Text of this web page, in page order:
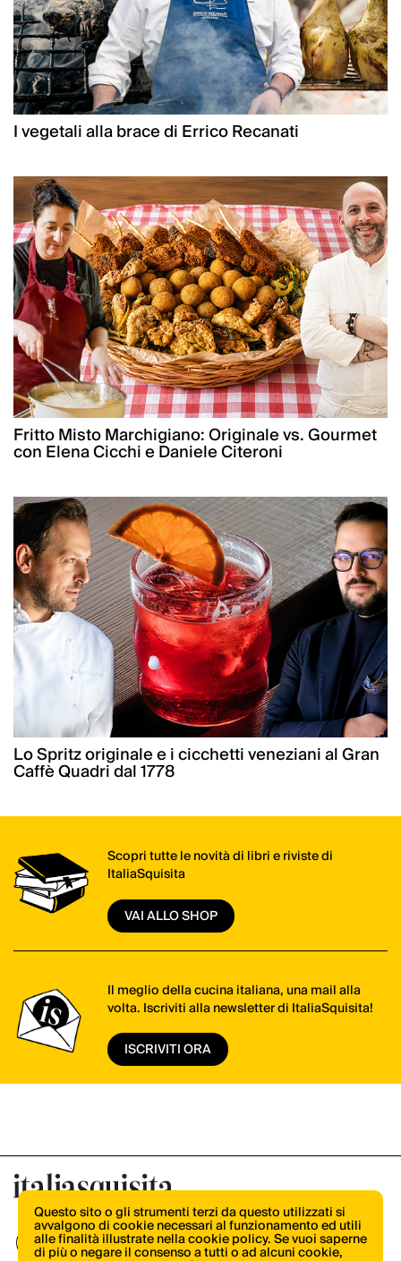
I vegetali alla brace di Errico Recanati
Fritto Misto Marchigiano: Originale vs. Gourmet
con Elena Cicchi e Daniele Citeroni
Lo Spritz originale e i cicchetti veneziani al Gran
Caffè Quadri dal 1778
Scopri tutte le novità di libri e riviste di
ItaliaSquisita
VAI ALLO SHOP
Il meglio della cucina italiana, una mail alla
volta. Iscriviti alla newsletter di ItaliaSquisita!
ISCRIVITI ORA
Questo sito o gli strumenti terzi da questo utilizzati si
avvalgono di cookie necessari al funzionamento ed utili
alle finalità illustrate nella cookie policy. Se vuoi saperne
di più o negare il consenso a tutti o ad alcuni cookie,